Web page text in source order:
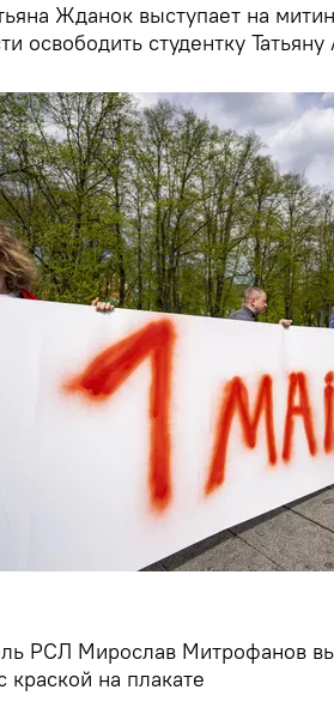
Жданок выступает на
освободить студентку
РСЛ Мирослав Митрофанов
краской на плакате